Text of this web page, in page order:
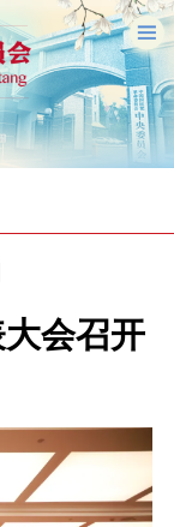
会召开